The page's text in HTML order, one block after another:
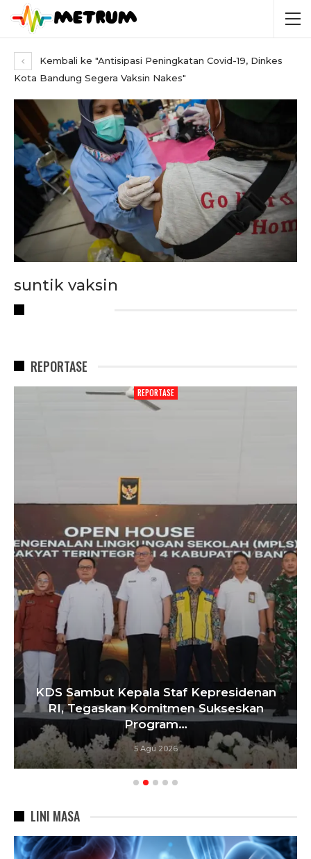
Kembali ke "Antisipasi Peningkatan Covid-19, Dinkes
Kota Bandung Segera Vaksin Nakes"
suntik vaksin
REPORTASE
REPORTASE
KDS Sambut Kepala Staf Kepresidenan
RI, Tegaskan Komitmen Sukseskan
Program…
5 Agu 2026
LINI MASA